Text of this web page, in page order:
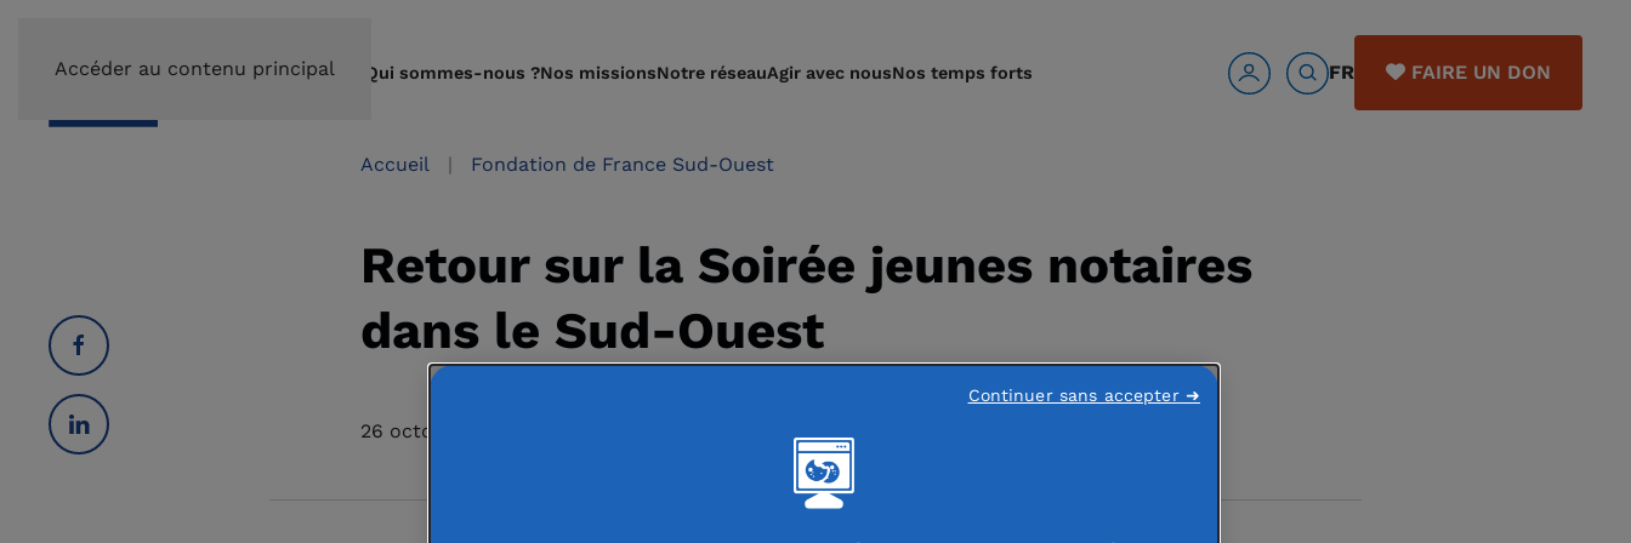
Accéder au contenu principal Qui sommes-nous ?Nos missionsNotre réseauAgir avec nousNos temps forts FR FAIRE UN DON
Accueil Fondation de France Sud-Ouest
Retour sur la Soirée jeunes notaires
dans le Sud-Ouest
26 octobre 2018
Continuer sans accepter ➜